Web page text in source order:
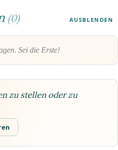
(0) AUSBLENDEN
Sei die Erste!
zu stellen oder zu